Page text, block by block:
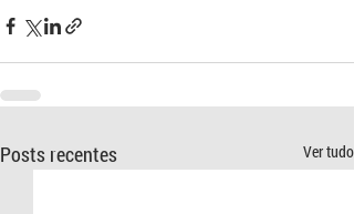
Posts recentes Ver tudo